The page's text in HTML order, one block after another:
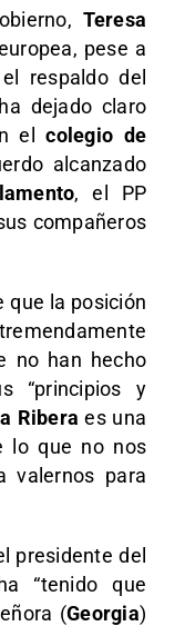
Teresa
pese a
respaldo del
dejado claro
elcolegio de
alcanzado
, el PP
compañeros
que la posición
no han hecho
“principios y
Ribera es una
lo que no nos
valernos para
presidente del
“tenido que
(Georgia)